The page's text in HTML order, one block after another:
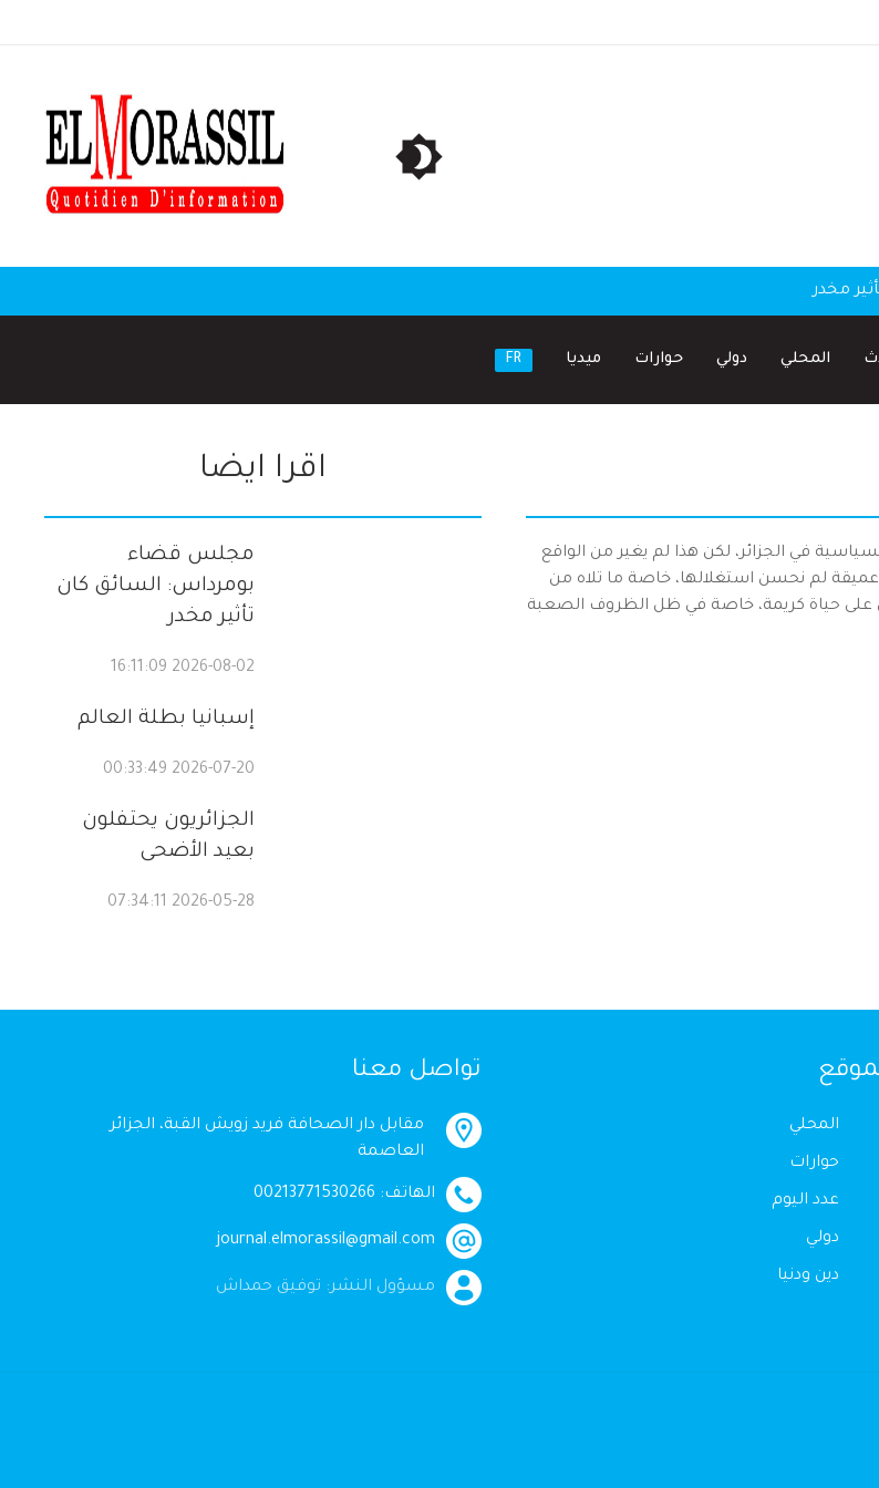
مخدر
المحلي دولي حوارات ميديا FR
كبيرا في الحياة السياسية في الجزائر، لكن هذا لم يغير من الواقع
عميقة لم نحسن استغلالها، خاصة ما تلاه من
على حياة كريمة، خاصة في ظل الظروف الصعبة
اقرا ايضا
مجلس قضاء
بومرداس: السائق كان
تأثير مخدر
2026-08-02 16:11:09
إسبانيا بطلة العالم
2026-07-20 00:33:49
الجزائريون يحتفلون
بعيد الأضحى
2026-05-28 07:34:11
المحلي
حوارات
عدد اليوم
دولي
دين ودنيا
تواصل معنا
مقابل دار الصحافة فريد زويش القبة، الجزائر
العاصمة
الهاتف: 00213771530266
journal.elmorassil@gmail.com
مسؤول النشر: توفيق حمداش